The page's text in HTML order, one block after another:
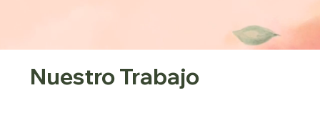
Nuestro Trabajo